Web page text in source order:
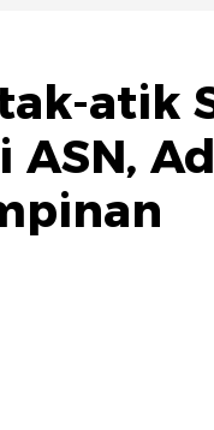
atik
ASN,